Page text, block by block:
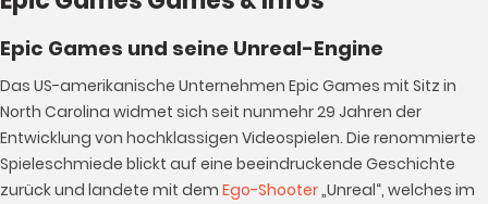
Epic Games und seine Unreal-Engine
Das US-amerikanische Unternehmen Epic Games mit Sitz in
North Carolina widmet sich seit nunmehr 29 Jahren der
Entwicklung von hochklassigen Videospielen. Die renommierte
Spieleschmiede blickt auf eine beeindruckende Geschichte
zurück und landete mit dem Ego-Shooter„Unreal“, welches im